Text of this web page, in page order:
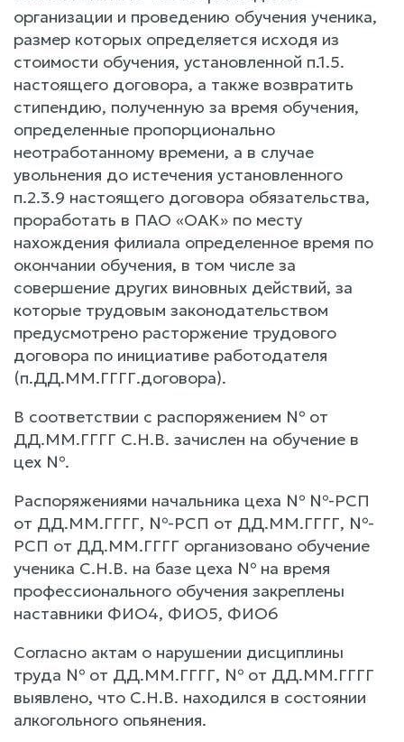
организации и проведению обучения ученика,
размер которых определяется исходя из
стоимости обучения, установленной п.1.5.
настоящего договора, а также возвратить
стипендию, полученную за время обучения,
определенные пропорционально
неотработанному времени, а в случае
увольнения до истечения установленного
п.2.3.9 настоящего договора обязательства,
проработать в ПАО «ОАК» по месту
нахождения филиала определенное время по
окончании обучения, в том числе за
совершение других виновных действий, за
которые трудовым законодательством
предусмотрено расторжение трудового
договора по инициативе работодателя
(п.ДД.ММ.ГГГГ.договора).
В соответствии с распоряжением № от
ДД.ММ.ГГГГ С.Н.В. зачислен на обучение в
цех №.
Распоряжениями начальника цеха № №-РСП
от ДД.ММ.ГГГГ, №-РСП от ДД.ММ.ГГГГ, №-
РСП от ДД.ММ.ГГГГ организовано обучение
ученика С.Н.В. на базе цеха № на время
профессионального обучения закреплены
наставники ФИО4, ФИО5, ФИО6
Согласно актам о нарушении дисциплины
труда № от ДД.ММ.ГГГГ, № от ДД.ММ.ГГГГ
выявлено, что С.Н.В. находился в состоянии
алкогольного опьянения.